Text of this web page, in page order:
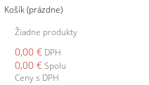
Košík(prázdne)
Žiadne produkty
0,00 € DPH
0,00 €Spolu
Ceny s DPH